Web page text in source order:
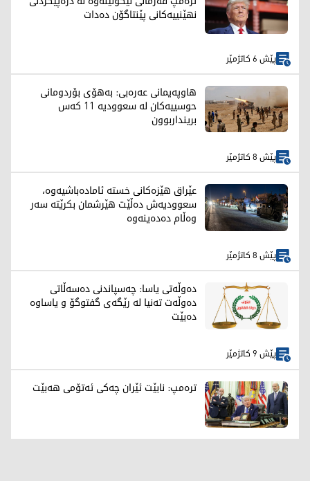
نهێنییەکانی پێنتاگۆن دەدات
پێش 6 کاتژمێر
هاوپەیمانی عەرەبی: بەهۆی بۆردومانی
حوسییەکان لە سعوودیە 11 کەس
برینداربوون
پێش 8 کاتژمێر
عێراق هێزەکانی خستە ئامادەباشیەوە،
سعوودیەش دەڵێت هێرشمان بکرێتە سەر
وەڵام دەدەینەوە
پێش 8 کاتژمێر
دەوڵەتی یاسا: چەسپاندنی دەسەڵاتی
دەوڵەت تەنیا لە رێگەی گفتوگۆ و یاساوە
دەبێت
پێش 9 کاتژمێر
ترەمپ: نابێت ئێران چەکی ئەتۆمی هەبێت